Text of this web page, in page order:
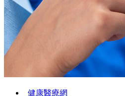
健康醫療網